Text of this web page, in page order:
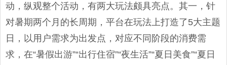
动，纵观整个活动，有两大玩法颇具亮点。其一，针
对暑期两个月的长周期，平台在玩法上打造了5大主题
日，以用户需求为出发点，对应不同阶段的消费需
求，在“暑假出游”“出行住宿”“夜生活”“夏日美食”“夏日